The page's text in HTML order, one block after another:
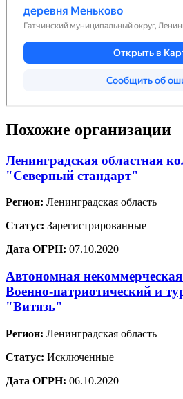
Похожие организации
Ленинградская областная
"Северный стандарт"
Регион: Ленинградская область
Статус: Зарегистрированные
Дата ОГРН: 07.10.2020
Автономная
Военно-патриотический и
"Витязь"
Регион: Ленинградская область
Статус: Исключенные
Дата ОГРН: 06.10.2020